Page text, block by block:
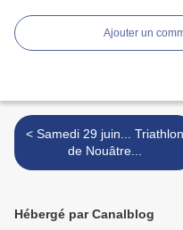
Ajouter un
< Samedi 29 juin... Triathlon
de Nouâtre...
Hébergé par Canalblog